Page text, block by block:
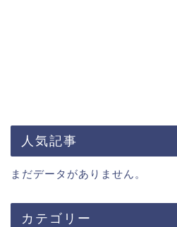
人気記事
まだデータがありません。
カテゴリー